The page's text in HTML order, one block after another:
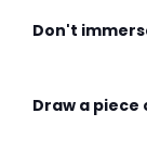
Don't
Draw a piece